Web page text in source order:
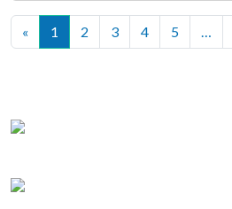
« 1 2 3 4 5 …